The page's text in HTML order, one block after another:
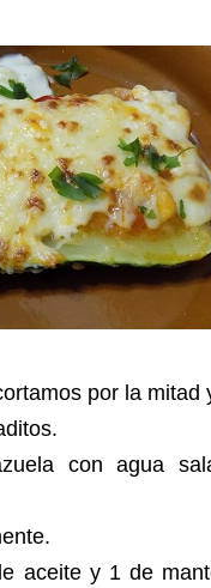
por la mitad
con agua
aceite y 1 de